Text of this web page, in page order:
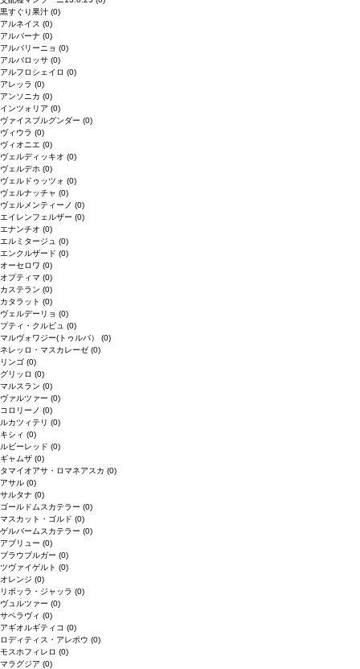
黒すぐり果汁 (0)
アルネイス (0)
アルバーナ (0)
アルバリーニョ (0)
アルバロッサ (0)
アルフロシェイロ (0)
アレッラ (0)
アンソニカ (0)
インツォリア (0)
ヴァイスブルグンダー (0)
ヴィウラ (0)
ヴィオニエ (0)
ヴェルディッキオ (0)
ヴェルデホ (0)
ヴェルドゥッツォ (0)
ヴェルナッチャ (0)
ヴェルメンティーノ (0)
エイレンフェルザー (0)
エナンチオ (0)
エルミタージュ (0)
エンクルザード (0)
オーセロワ (0)
オプティマ (0)
カステラン (0)
カタラット (0)
ヴェルデーリョ (0)
プティ・クルビュ (0)
マルヴォワジー(トゥルバ） (0)
ネレッロ・マスカレーゼ (0)
リンゴ (0)
グリッロ (0)
マルスラン (0)
ヴァルツァー (0)
コロリーノ (0)
ルカツィテリ (0)
キシィ (0)
ルビーレッド (0)
ギャムザ (0)
タマイオアサ・ロマネアスカ (0)
アサル (0)
サルタナ (0)
ゴールドムスカテラー (0)
マスカット・ゴルド (0)
ゲルバームスカテラー (0)
アブリュー (0)
ブラウブルガー (0)
ツヴァイゲルト (0)
オレンジ (0)
リボッラ・ジャッラ (0)
ヴュルツァー (0)
サペラヴィ (0)
アギオルギティコ (0)
ロディティス・アレポウ (0)
モスホフィレロ (0)
マラグジア (0)